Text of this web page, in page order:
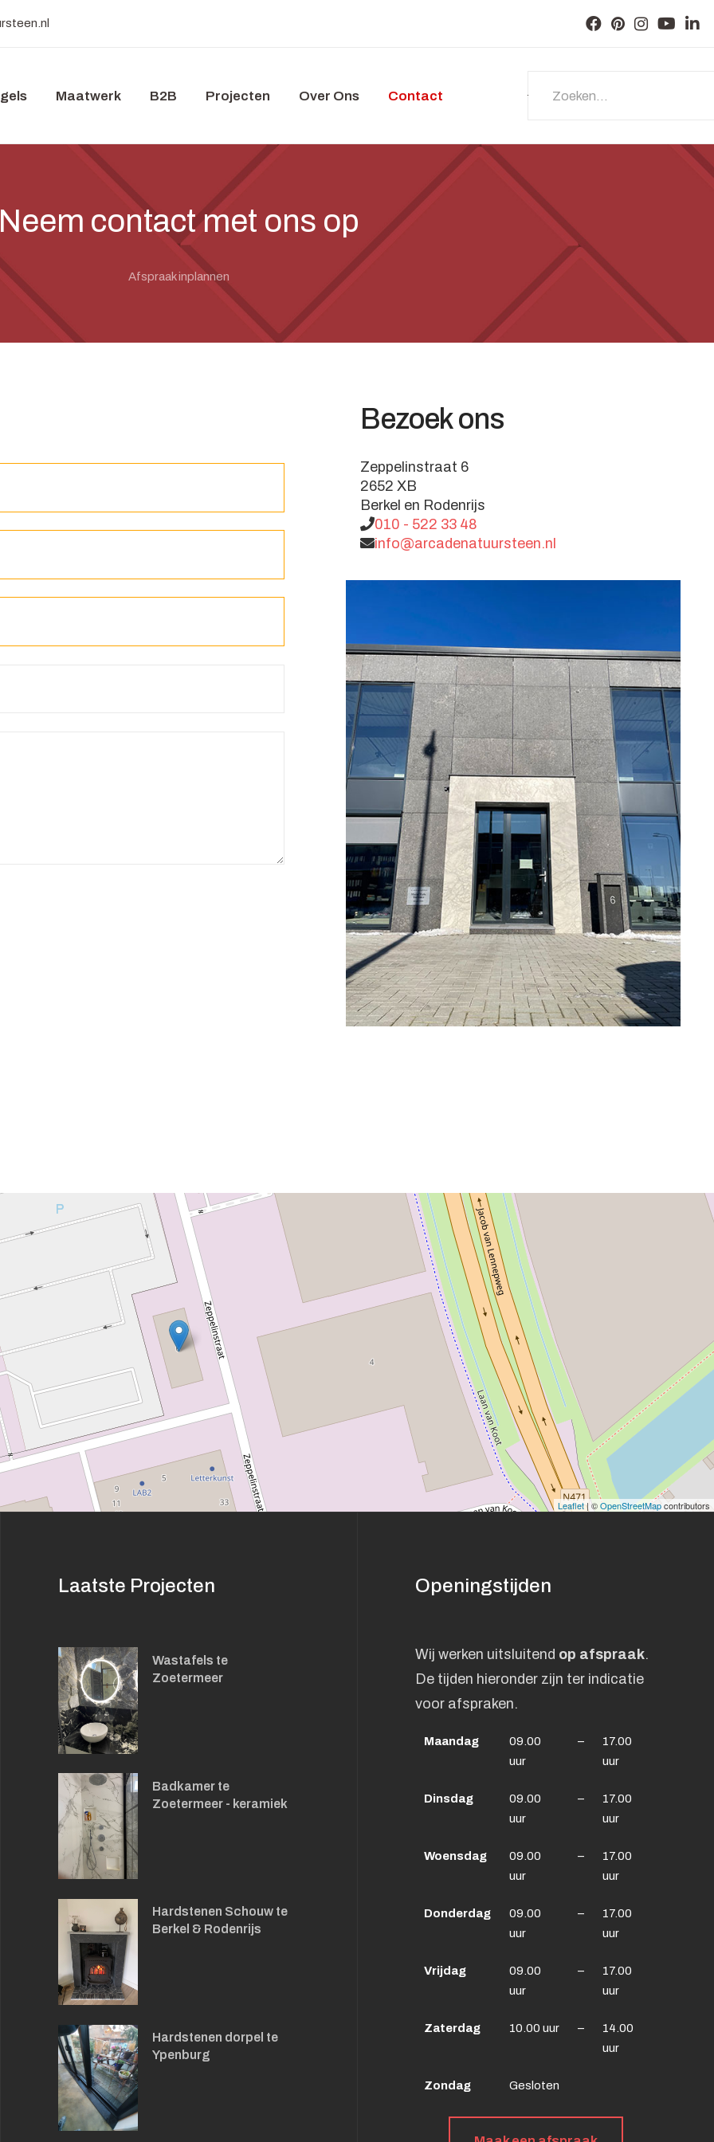
Maatwerk B2B Projecten Over Ons Contact Zoeken...
contact met ons op
Afspraak inplannen
Bezoek ons
Zeppelinstraat 6
2652 XB
Berkel en Rodenrijs
010 - 522 33 48
info@arcadenatuursteen.nl
Leaflet| ©OpenStreetMapcontributors
Laatste Projecten
Wastafels te
Zoetermeer
Badkamer te
Zoetermeer - keramiek
Hardstenen Schouw te
Berkel & Rodenrijs
Hardstenen dorpel te
Ypenburg
Openingstijden
Wij werken uitsluitend op afspraak.
De tijden hieronder zijn ter indicatie
voor afspraken.
Maandag
09.00
uur
–
17.00
uur
Dinsdag
09.00
uur
–
17.00
uur
Woensdag
09.00
uur
–
17.00
uur
Donderdag
09.00
uur
–
17.00
uur
Vrijdag
09.00
uur
–
17.00
uur
Zaterdag 10.00 uur –
14.00
uur
Zondag Gesloten